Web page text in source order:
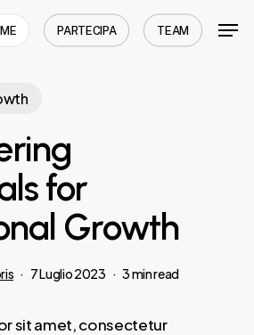
PARTECIPA TEAM
for
Growth
7 Luglio 2023 3 min read
sit amet, consectetur